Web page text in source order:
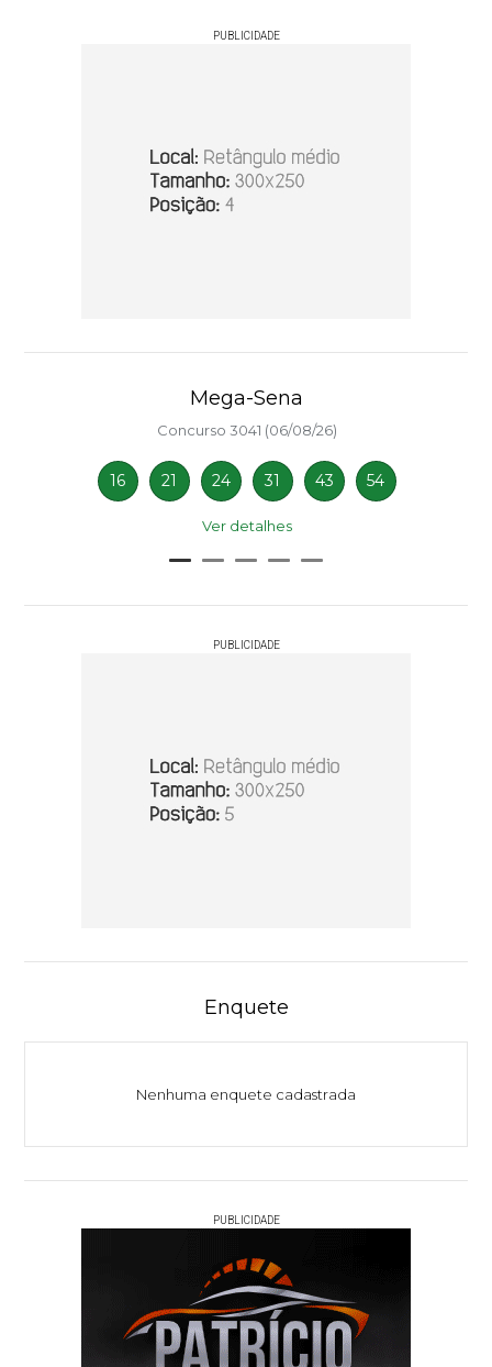
PUBLICIDADE
Mega-Sena
Concurso 3041 (06/08/26)
16 21 24 31 43 54
Ver detalhes
PUBLICIDADE
Enquete
Nenhuma enquete cadastrada
PUBLICIDADE